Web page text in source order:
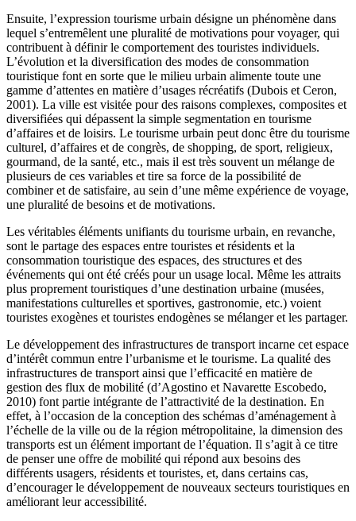
Ensuite, l’expression tourisme urbain désigne un phénomène dans
lequel s’entremêlent une pluralité de motivations pour voyager, qui
contribuent à définir le comportement des touristes individuels.
L’évolution et la diversification des modes de consommation
touristique font en sorte que le milieu urbain alimente toute une
gamme d’attentes en matière d’usages récréatifs (Dubois et Ceron,
2001). La ville est visitée pour des raisons complexes, composites et
diversifiées qui dépassent la simple segmentation en tourisme
d’affaires et de loisirs. Le tourisme urbain peut donc être du tourisme
culturel, d’affaires et de congrès, de shopping, de sport, religieux,
gourmand, de la santé, etc., mais il est très souvent un mélange de
plusieurs de ces variables et tire sa force de la possibilité de
combiner et de satisfaire, au sein d’une même expérience de voyage,
une pluralité de besoins et de motivations.
Les véritables éléments unifiants du tourisme urbain, en revanche,
sont le partage des espaces entre touristes et résidents et la
consommation touristique des espaces, des structures et des
événements qui ont été créés pour un usage local. Même les attraits
plus proprement touristiques d’une destination urbaine (musées,
manifestations culturelles et sportives, gastronomie, etc.) voient
touristes exogènes et touristes endogènes se mélanger et les partager.
Le développement des infrastructures de transport incarne cet espace
d’intérêt commun entre l’urbanisme et le tourisme. La qualité des
infrastructures de transport ainsi que l’efficacité en matière de
gestion des flux de mobilité (d’Agostino et Navarette Escobedo,
2010) font partie intégrante de l’attractivité de la destination. En
effet, à l’occasion de la conception des schémas d’aménagement à
l’échelle de la ville ou de la région métropolitaine, la dimension des
transports est un élément important de l’équation. Il s’agit à ce titre
de penser une offre de mobilité qui répond aux besoins des
différents usagers, résidents et touristes, et, dans certains cas,
d’encourager le développement de nouveaux secteurs touristiques en
améliorant leur accessibilité.